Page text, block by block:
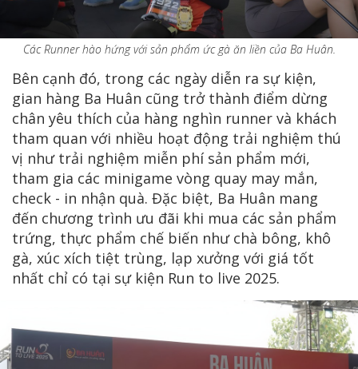
Các Runner hào hứng với sản phẩm ức gà ăn liền của Ba Huân.
Bên cạnh đó, trong các ngày diễn ra sự kiện,
gian hàng Ba Huân cũng trở thành điểm dừng
chân yêu thích của hàng nghìn runner và khách
tham quan với nhiều hoạt động trải nghiệm thú
vị như trải nghiệm miễn phí sản phẩm mới,
tham gia các minigame vòng quay may mắn,
check - in nhận quà. Đặc biệt, Ba Huân mang
đến chương trình ưu đãi khi mua các sản phẩm
trứng, thực phẩm chế biến như chà bông, khô
gà, xúc xích tiệt trùng, lạp xưởng với giá tốt
nhất chỉ có tại sự kiện Run to live 2025.